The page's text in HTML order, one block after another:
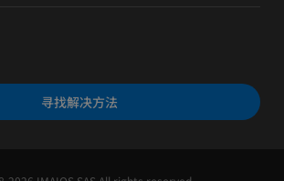
寻找解决方法